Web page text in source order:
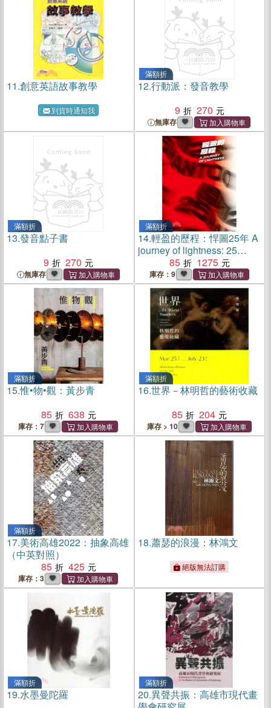
11.創意英語故事教學
到貨時通知我
滿額折
12.行動派：發音教學
9
270
無庫存
滿額折
13.發音點子書
9
270
無庫存
滿額折
14.輕盈的歷程：悍圖25年 A
journey of lightness: 25
years of Hantoo
85 1275
庫存：9
滿額折
15.惟•物•觀：黃步青
85
638
庫存：7
滿額折
16.世界－林明哲的藝術收藏
85
204
庫存 > 10
滿額折
17.美術高雄2022：抽象高雄
（中英對照）
85
425
庫存：3
18.蕭瑟的浪漫：林鴻文
絕版無法訂購
滿額折
19.水墨曼陀羅
滿額折
20.異聲共振：高雄市現代畫